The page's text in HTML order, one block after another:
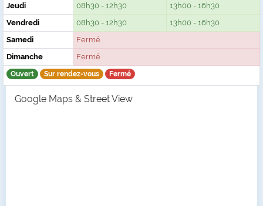
Jeudi
08h30 - 12h30
13h00 - 16h30
Vendredi
08h30 - 12h30
13h00 - 16h30
Samedi
Fermé
Dimanche
Fermé
Ouvert Sur rendez-vous Fermé
Google Maps & Street View